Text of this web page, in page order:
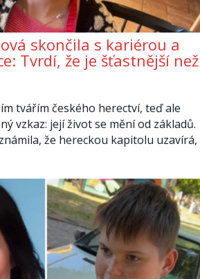
skončila s kariérou a
Tvrdí, že je šťastnější než
tvářím českého herectví, teď ale
vzkaz: její život se mění od základů.
že hereckou kapitolu uzavírá,